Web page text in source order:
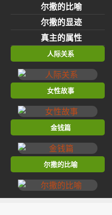
尔撒的比喻
尔撒的显迹
真主的属性
人际关系
女性故事
金钱篇
尔撒的比喻